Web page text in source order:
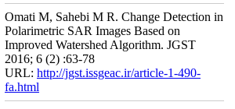
Omati M, Sahebi M R. Change Detection in
Polarimetric SAR Images Based on
Improved Watershed Algorithm. JGST
2016; 6 (2) :63-78
URL: http://jgst.issgeac.ir/article-1-490-
fa.html